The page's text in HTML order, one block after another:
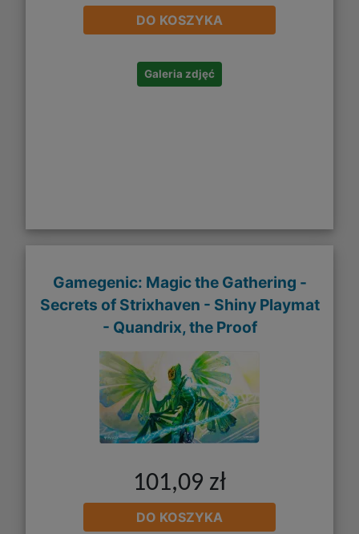
DO KOSZYKA
Galeria zdjęć
Gamegenic: Magic the Gathering -
Secrets of Strixhaven - Shiny Playmat
- Quandrix, the Proof
101,09 zł
DO KOSZYKA